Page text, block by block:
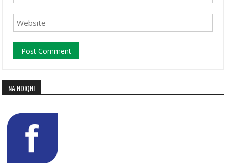
NA NDIQNI